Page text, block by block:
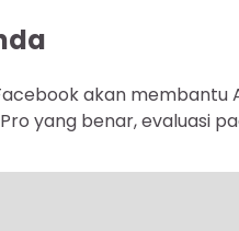
akan membantu
yang benar, evaluasi